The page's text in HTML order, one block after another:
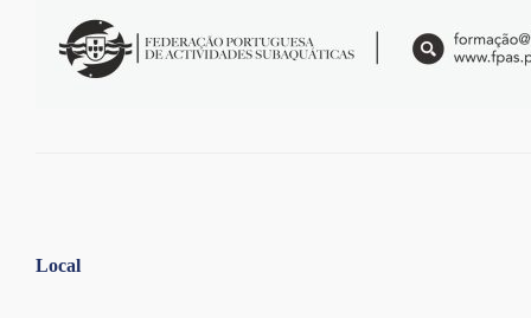
Local